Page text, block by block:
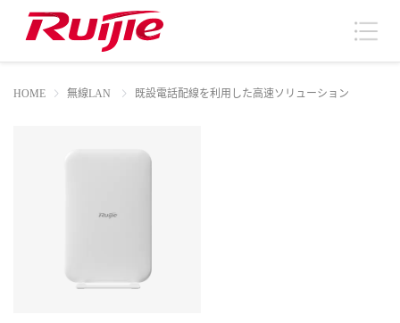
HOME 無線LAN 既設電話配線を利用した高速ソリューション